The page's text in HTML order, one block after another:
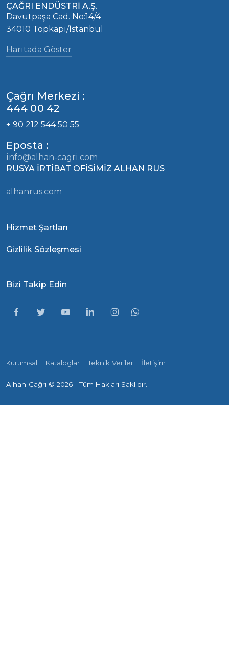
ÇAĞRI ENDÜSTRİ A.Ş.
Davutpaşa Cad. No:14/4
34010 Topkapı/İstanbul
Haritada Göster
Çağrı Merkezi :
444 00 42
+ 90 212 544 50 55
Eposta :
info@alhan-cagri.com
RUSYA İRTİBAT OFİSİMİZ ALHAN RUS
alhanrus.com
Hizmet Şartları
Gizlilik Sözleşmesi
Bizi Takip Edin
Kurumsal Kataloglar Teknik Veriler İletişim
Alhan-Çağrı © 2026 - Tüm Hakları Saklıdır.